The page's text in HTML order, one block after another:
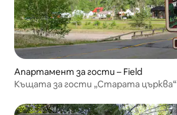
Апартамент за гости – Field
Къщата за гости „Старата църква“